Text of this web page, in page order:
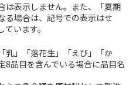
は表示しません。また、「夏期
る場合は、記号での表示はせ
います。
乳」「落花生」「えび」「か
8品目を含んでいる場合に品目名